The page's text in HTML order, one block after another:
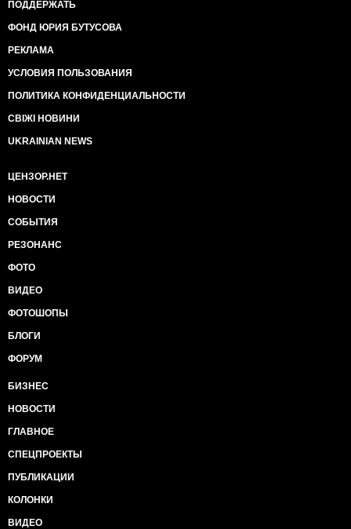
ПОДДЕРЖАТЬ
ФОНД ЮРИЯ БУТУСОВА
РЕКЛАМА
УСЛОВИЯ ПОЛЬЗОВАНИЯ
ПОЛИТИКА КОНФИДЕНЦИАЛЬНОСТИ
СВІЖІ НОВИНИ
UKRAINIAN NEWS
ЦЕНЗОР.НЕТ
НОВОСТИ
СОБЫТИЯ
РЕЗОНАНС
ФОТО
ВИДЕО
ФОТОШОПЫ
БЛОГИ
ФОРУМ
БИЗНЕС
НОВОСТИ
ГЛАВНОЕ
СПЕЦПРОЕКТЫ
ПУБЛИКАЦИИ
КОЛОНКИ
ВИДЕО